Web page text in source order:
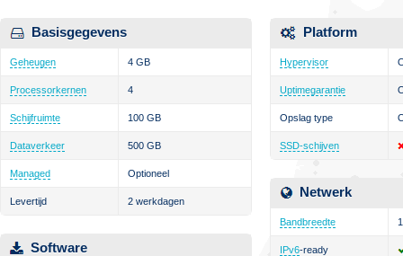
Basisgegevens
Geheugen 4 GB
Processorkernen 4
Schijfruimte 100 GB
Dataverkeer 500 GB
Managed Optioneel
Levertijd 2 werkdagen
Software
Platform
Hypervisor
Uptimegarantie
Opslag type
SSD-schijven
Netwerk
Bandbreedte
IPv6-ready